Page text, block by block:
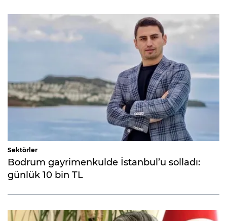
Sektörler
Bodrum gayrimenkulde İstanbul’u solladı:
günlük 10 bin TL